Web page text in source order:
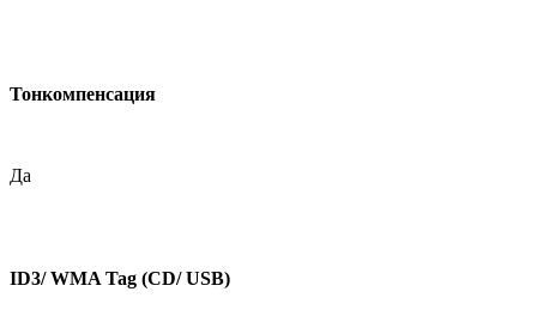
Тонкомпенсация
Да
ID3/ WMA Tag (CD/ USB)